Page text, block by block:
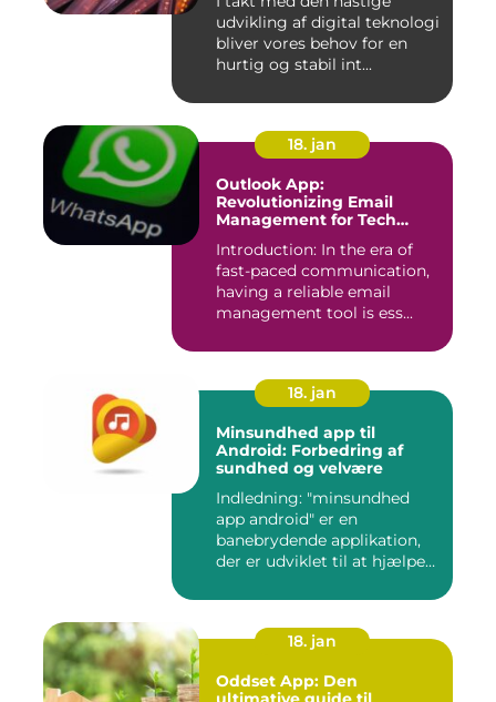
udvikling af digital teknologi
bliver vores behov for en
hurtig og stabil int...
18. jan
Outlook App:
Revolutionizing Email
Management for Tech
Introduction: In the era of
fast-paced communication,
having a reliable email
management tool is ess...
18. jan
Minsundhed app til
Android: Forbedring af
sundhed og velvære
Indledning: "minsundhed
app android" er en
banebrydende applikation,
der er udviklet til at hjælpe
18. jan
Oddset App: Den